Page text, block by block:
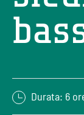
Durata: 6